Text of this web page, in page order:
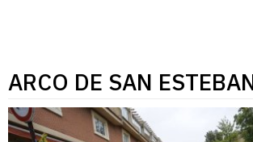
ARCO DE SAN